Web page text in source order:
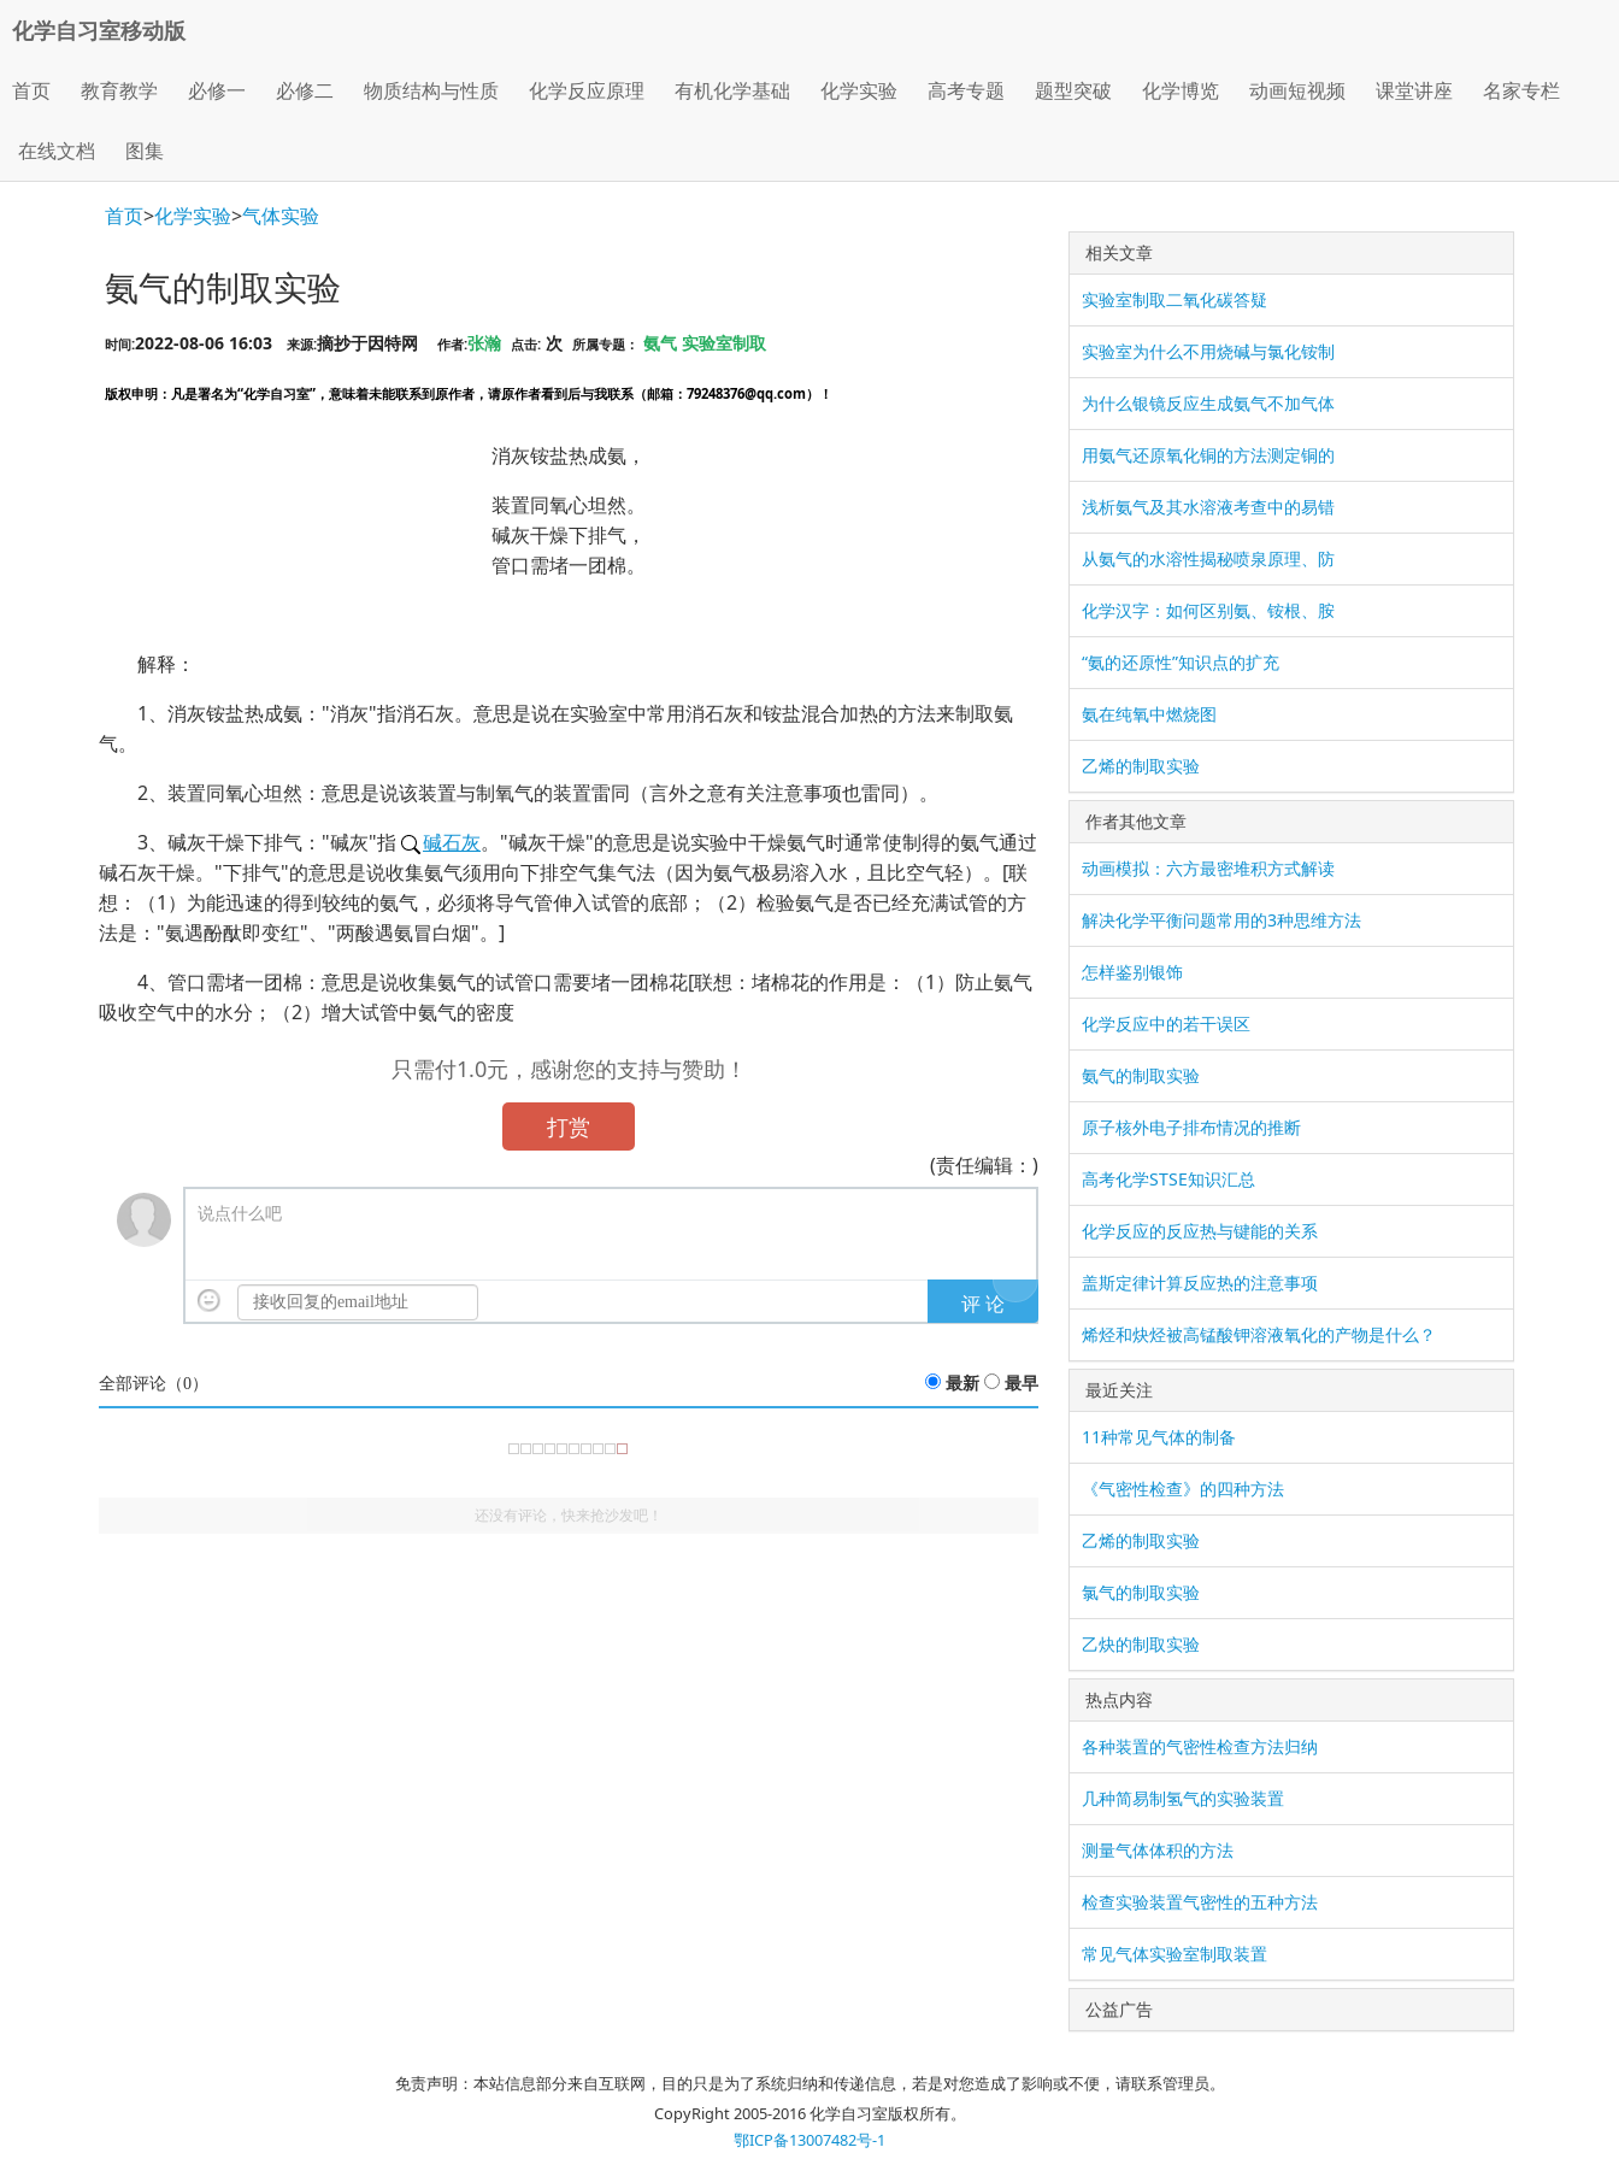
化学自习室移动版
首页 教育教学 必修一 必修二 物质结构与性质 化学反应原理 有机化学基础 化学实验 高考专题 题型突破 化学博览 动画短视频 课堂讲座 名家专栏
在线文档 图集
首页>化学实验>气体实验
氨气的制取实验
时间:2022-08-06 16:03 来源:摘抄于因特网 作者:张瀚 点击: 次 所属专题： 氨气 实验室制取
版权申明 ：凡是署名为“化学自习室”，意味着未能联系到原作者，请原作者看到后与我联系（邮箱：79248376@qq.com）！
消灰铵盐热成氨，
装置同氧心坦然。
碱灰干燥下排气，
管口需堵一团棉。
解释：
1、消灰铵盐热成氨："消灰"指消石灰。意思是说在实验室中常用消石灰和铵盐混合加热的方法来制取氨
气。
2、装置同氧心坦然：意思是说该装置与制氧气的装置雷同（言外之意有关注意事项也雷同）。
3、碱灰干燥下排气："碱灰"指
碱石灰。"碱灰干燥"的意思是说实验中干燥氨气时通常使制得的氨气通过
碱石灰干燥。"下排气"的意思是说收集氨气须用向下排空气集气法（因为氨气极易溶入水，且比空气轻）。[联
想：（1）为能迅速的得到较纯的氨气，必须将导气管伸入试管的底部；（2）检验氨气是否已经充满试管的方
法是："氨遇酚酞即变红"、"两酸遇氨冒白烟"。]
4、管口需堵一团棉：意思是说收集氨气的试管口需要堵一团棉花[联想：堵棉花的作用是：（1）防止氨气
吸收空气中的水分；（2）增大试管中氨气的密度
只需付1.0元，感谢您的支持与赞助！
打赏
(责任编辑：)
说点什么吧
全部评论（0） 最新 最早
还没有评论，快来抢沙发吧！
相关文章
实验室制取二氧化碳答疑
实验室为什么不用烧碱与氯化铵制
为什么银镜反应生成氨气不加气体
用氨气还原氧化铜的方法测定铜的
浅析氨气及其水溶液考查中的易错
从氨气的水溶性揭秘喷泉原理、防
化学汉字：如何区别氨、铵根、胺
“氨的还原性”知识点的扩充
氨在纯氧中燃烧图
乙烯的制取实验
作者其他文章
动画模拟：六方最密堆积方式解读
解决化学平衡问题常用的3种思维方法
怎样鉴别银饰
化学反应中的若干误区
氨气的制取实验
原子核外电子排布情况的推断
高考化学STSE知识汇总
化学反应的反应热与键能的关系
盖斯定律计算反应热的注意事项
烯烃和炔烃被高锰酸钾溶液氧化的产物是什么？
最近关注
11种常见气体的制备
《气密性检查》的四种方法
乙烯的制取实验
氯气的制取实验
乙炔的制取实验
热点内容
各种装置的气密性检查方法归纳
几种简易制氢气的实验装置
测量气体体积的方法
检查实验装置气密性的五种方法
常见气体实验室制取装置
公益广告
免责声明：本站信息部分来自互联网，目的只是为了系统归纳和传递信息，若是对您造成了影响或不便，请联系管理员。
CopyRight 2005-2016 化学自习室版权所有。
鄂ICP备13007482号-1